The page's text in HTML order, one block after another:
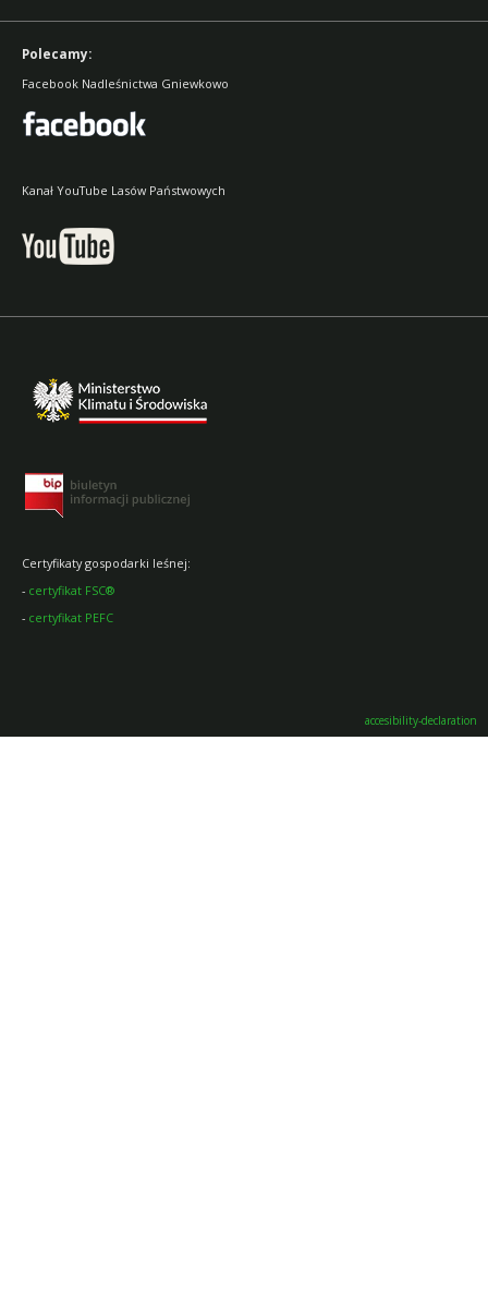
Polecamy:
Facebook Nadleśnictwa Gniewkowo
Kanał YouTube Lasów Państwowych
Certyfikaty gospodarki leśnej:
- certyfikat FSC®
- certyfikat PEFC
accesibility-declaration